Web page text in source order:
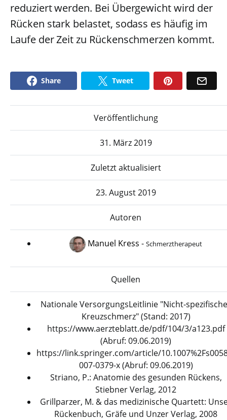
reduziert werden. Bei Übergewicht wird der
Rücken stark belastet, sodass es häufig im
Laufe der Zeit zu Rückenschmerzen kommt.
Share Tweet
Veröffentlichung
31. März 2019
Zuletzt aktualisiert
23. August 2019
Autoren
Manuel Kress - Schmerztherapeut
Quellen
Nationale VersorgungsLeitlinie "Nicht-
Kreuzschmerz" (Stand: 2017)
https://www.aerzteblatt.de/pdf/104/3/a123.pdf
(Abruf: 09.06.2019)
https://link.springer.com/article/
007-0379-x (Abruf: 09.06.2019)
Striano, P.: Anatomie des gesunden Rückens,
Stiebner Verlag, 2012
Grillparzer, M. & das medizinische Quartett:
Rückenbuch, Gräfe und Unzer Verlag, 2008